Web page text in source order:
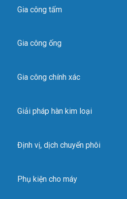
Gia công tấm
Gia công ống
Gia công chính xác
Giải pháp hàn kim loại
Định vị, dịch chuyển phôi
Phụ kiện cho máy